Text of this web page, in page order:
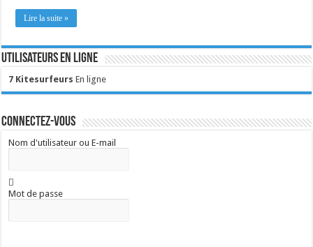
Lire la suite »
Utilisateurs en ligne
7 Kitesurfeurs En ligne
Connectez-vous
Nom d'utilisateur ou E-mail
Mot de passe